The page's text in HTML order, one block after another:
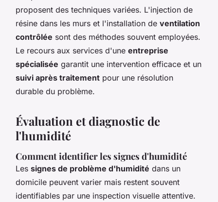
proposent des techniques variées. L'injection de
résine dans les murs et l'installation de ventilation
contrôlée sont des méthodes souvent employées.
Le recours aux services d'une entreprise
spécialisée garantit une intervention efficace et un
suivi après traitement pour une résolution
durable du problème.
Évaluation et diagnostic de
l'humidité
Comment identifier les signes d'humidité
Les signes de problème d'humidité dans un
domicile peuvent varier mais restent souvent
identifiables par une inspection visuelle attentive.